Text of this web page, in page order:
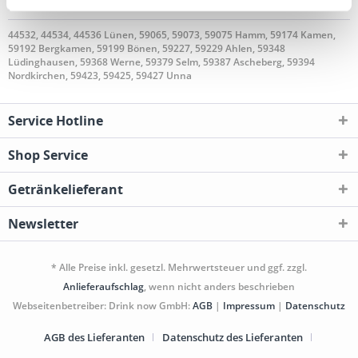
44532, 44534, 44536 Lünen, 59065, 59073, 59075 Hamm, 59174 Kamen,
59192 Bergkamen, 59199 Bönen, 59227, 59229 Ahlen, 59348
Lüdinghausen, 59368 Werne, 59379 Selm, 59387 Ascheberg, 59394
Nordkirchen, 59423, 59425, 59427 Unna
Service Hotline
Shop Service
Getränkelieferant
Newsletter
* Alle Preise inkl. gesetzl. Mehrwertsteuer und ggf. zzgl.
Anlieferaufschlag, wenn nicht anders beschrieben
Webseitenbetreiber: Drink now GmbH:AGB | Impressum | Datenschutz
AGB des Lieferanten
Datenschutz des Lieferanten